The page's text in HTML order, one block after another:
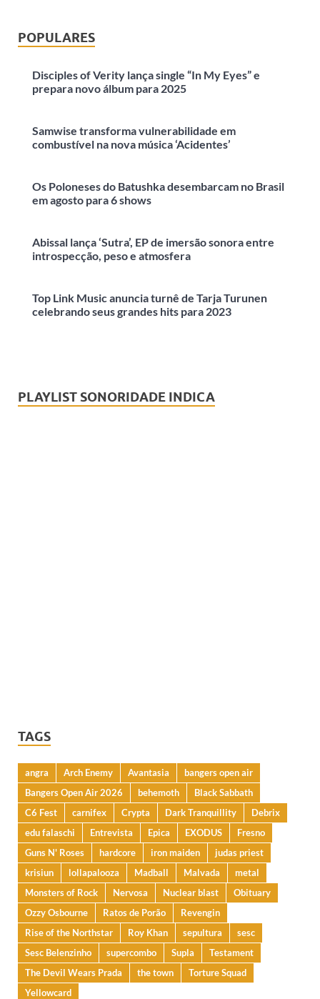
POPULARES
Disciples of Verity lança single “In My Eyes” e
prepara novo álbum para 2025
Samwise transforma vulnerabilidade em
combustível na nova música ‘Acidentes’
Os Poloneses do Batushka desembarcam no Brasil
em agosto para 6 shows
Abissal lança ‘Sutra’, EP de imersão sonora entre
introspecção, peso e atmosfera
Top Link Music anuncia turnê de Tarja Turunen
celebrando seus grandes hits para 2023
PLAYLIST SONORIDADE INDICA
TAGS
angra Arch Enemy Avantasia
bangers open air
Bangers Open Air 2026
behemoth
Black Sabbath
C6 Fest
carnifex Crypta Dark Tranquillity
Debrix
edu falaschi
Entrevista Epica EXODUS
Fresno
Guns N' Roses
hardcore iron maiden
judas priest
krisiun
lollapalooza Madball Malvada
metal
Monsters of Rock
Nervosa Nuclear blast
Obituary
Ozzy Osbourne
Ratos de Porão
Revengin
Rise of the Northstar
Roy Khan sepultura
sesc
Sesc Belenzinho
supercombo Supla
Testament
The Devil Wears Prada
the town
Torture Squad
Yellowcard